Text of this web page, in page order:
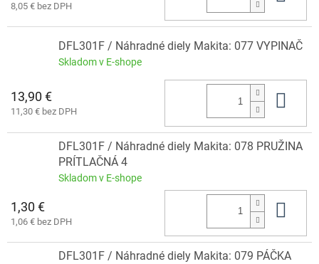
8,05 € bez DPH
DFL301F / Náhradné diely Makita: 077 VYPINAČ
Skladom v E-shope
13,90 €
11,30 € bez DPH
DFL301F / Náhradné diely Makita: 078 PRUŽINA
PRÍTLAČNÁ 4
Skladom v E-shope
1,30 €
1,06 € bez DPH
DFL301F / Náhradné diely Makita: 079 PÁČKA